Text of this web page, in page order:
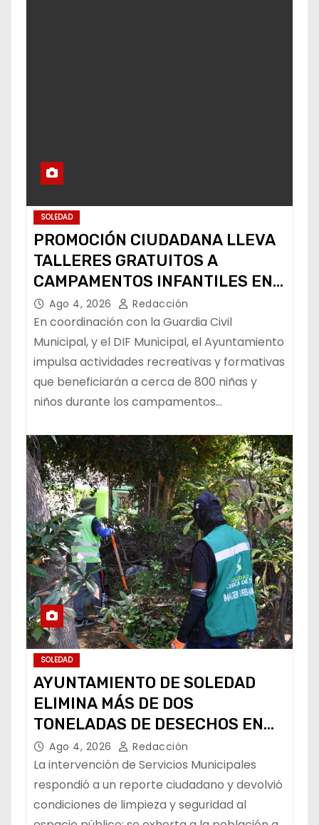
SOLEDAD
PROMOCIÓN CIUDADANA LLEVA
TALLERES GRATUITOS A
CAMPAMENTOS INFANTILES EN
SOLEDAD
Ago 4, 2026 Redacción
En coordinación con la Guardia Civil
Municipal, y el DIF Municipal, el Ayuntamiento
impulsa actividades recreativas y formativas
que beneficiarán a cerca de 800 niñas y
niños durante los campamentos…
SOLEDAD
AYUNTAMIENTO DE SOLEDAD
ELIMINA MÁS DE DOS
TONELADAS DE DESECHOS EN
ÁREA VERDE DE COL. HOGARES
OBREROS
Ago 4, 2026 Redacción
La intervención de Servicios Municipales
respondió a un reporte ciudadano y devolvió
condiciones de limpieza y seguridad al